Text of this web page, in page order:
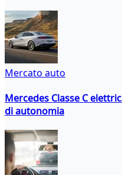
Mercato auto
Mercedes Classe C
di autonomia